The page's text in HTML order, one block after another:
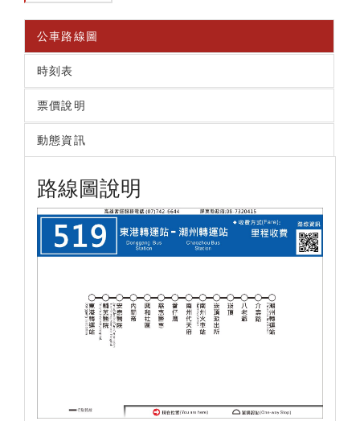
公車路線圖
時刻表
票價說明
動態資訊
路線圖說明